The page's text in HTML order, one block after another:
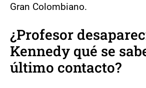
Gran Colombiano.
¿Profesor
Kennedy qué se
último contacto?